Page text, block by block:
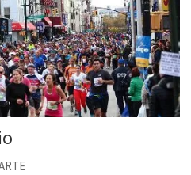
não é a resposta